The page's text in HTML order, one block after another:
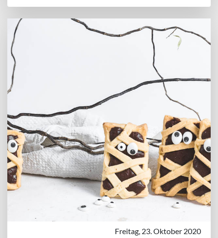
Freitag, 23. Oktober 2020